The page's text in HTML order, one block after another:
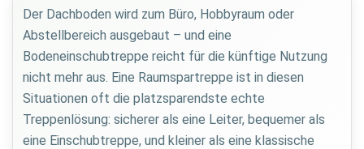
Der Dachboden wird zum Büro, Hobbyraum oder
Abstellbereich ausgebaut – und eine
Bodeneinschubtreppe reicht für die künftige Nutzung
nicht mehr aus. Eine Raumspartreppe ist in diesen
Situationen oft die platzsparendste echte
Treppenlösung: sicherer als eine Leiter, bequemer als
eine Einschubtreppe, und kleiner als eine klassische